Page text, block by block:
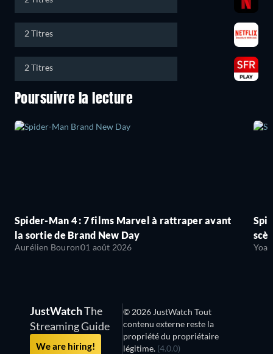
2 Titres
2 Titres
Poursuivre la lecture
Spider-Man 4 : 7 films Marvel à rattraper avant
la sortie de Brand New Day
Aurélien Bouron01 août 2026
JustWatchThe
Streaming Guide
We are hiring!
© 2026 JustWatch Tout
contenu externe reste la
propriété du propriétaire
légitime. (4.0.0)